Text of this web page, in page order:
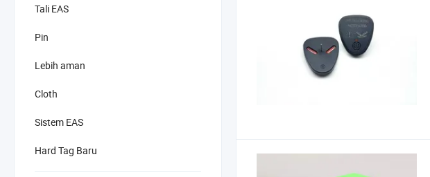
Tali EAS
Pin
Lebih aman
Cloth
Sistem EAS
Hard Tag Baru